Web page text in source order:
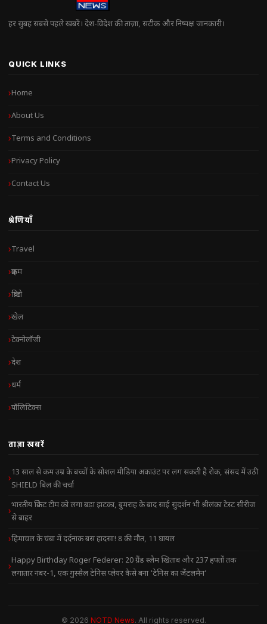
हर सुबह सबसे पहले खबरें। देश-विदेश की ताज़ा, सटीक और निष्पक्ष जानकारी।
QUICK LINKS
Home
About Us
Terms and Conditions
Privacy Policy
Contact Us
श्रेणियाँ
Travel
क्राइम
क्रिप्टो
खेल
टेक्नोलॉजी
देश
धर्म
पॉलिटिक्स
ताज़ा खबरें
13 साल से कम उम्र के बच्चों के सोशल मीडिया अकाउंट पर लग सकती है रोक, संसद में उठी
SHIELD बिल की चर्चा
भारतीय क्रिकेट टीम को लगा बड़ा झटका, बुमराह के बाद साई सुदर्शन भी श्रीलंका टेस्ट सीरीज
से बाहर
हिमाचल के चंबा में दर्दनाक बस हादसा! 8 की मौत, 11 घायल
Happy Birthday Roger Federer: 20 ग्रैंड स्लैम खिताब और 237 हफ्तों तक
लगातार नंबर-1, एक गुस्सैल टेनिस प्लेयर कैसे बना ‘टेनिस का जेंटलमैन’
© 2026 NOTD News. All rights reserved.